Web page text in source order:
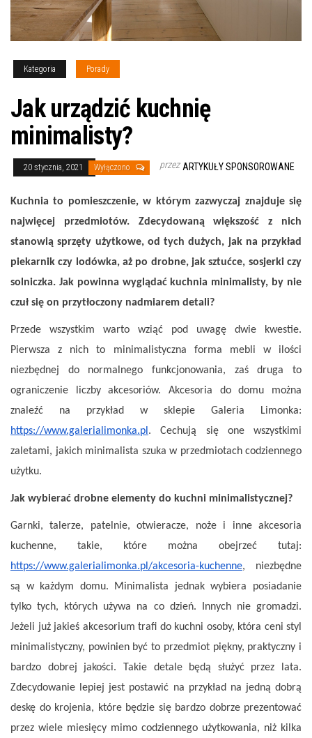
Kategoria Porady
Jak urządzić kuchnię
minimalisty?
20 stycznia, 2021 Wyłączono przez ARTYKUŁY SPONSOROWANE
Kuchnia to pomieszczenie, w którym zazwyczaj znajduje się
najwięcej przedmiotów. Zdecydowaną większość z nich
stanowią sprzęty użytkowe, od tych dużych, jak na przykład
piekarnik czy lodówka, aż po drobne, jak sztućce, sosjerki czy
solniczka. Jak powinna wyglądać kuchnia minimalisty, by nie
czuł się on przytłoczony nadmiarem detali?
Przede wszystkim warto wziąć pod uwagę dwie kwestie.
Pierwsza z nich to minimalistyczna forma mebli w ilości
niezbędnej do normalnego funkcjonowania, zaś druga to
ograniczenie liczby akcesoriów. Akcesoria do domu można
znaleźć na przykład w sklepie Galeria Limonka:
https://www.galerialimonka.pl . Cechują się one wszystkimi
zaletami, jakich minimalista szuka w przedmiotach codziennego
użytku.
Jak wybierać drobne elementy do kuchni minimalistycznej?
Garnki, talerze, patelnie, otwieracze, noże i inne akcesoria
kuchenne, takie, które można obejrzeć tutaj:
https://www.galerialimonka.pl/akcesoria-kuchenne, niezbędne
są w każdym domu. Minimalista jednak wybiera posiadanie
tylko tych, których używa na co dzień. Innych nie gromadzi.
Jeżeli już jakieś akcesorium trafi do kuchni osoby, która ceni styl
minimalistyczny, powinien być to przedmiot piękny, praktyczny i
bardzo dobrej jakości. Takie detale będą służyć przez lata.
Zdecydowanie lepiej jest postawić na przykład na jedną dobrą
deskę do krojenia, które będzie się bardzo dobrze prezentować
przez wiele miesięcy mimo codziennego użytkowania, niż kilka